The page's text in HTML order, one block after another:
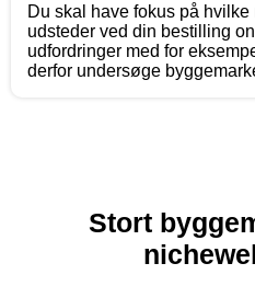
Du skal have fokus på
udsteder ved din bestilling
udfordringer med for
derfor undersøge
Stort